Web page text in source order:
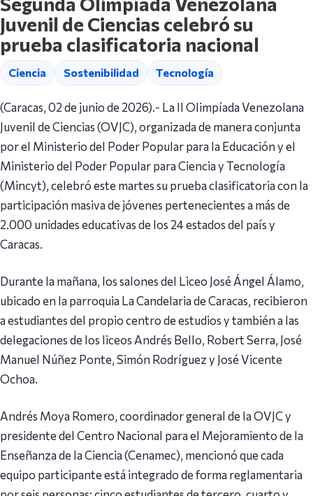
Juvenil de Ciencias celebró su
prueba clasificatoria nacional
Ciencia Sostenibilidad Tecnología
(Caracas, 02 de junio de 2026).- La II Olimpíada Venezolana
Juvenil de Ciencias (OVJC), organizada de manera conjunta
por el Ministerio del Poder Popular para la Educación y el
Ministerio del Poder Popular para Ciencia y Tecnología
(Mincyt), celebró este martes su prueba clasificatoria con la
participación masiva de jóvenes pertenecientes a más de
2.000 unidades educativas de los 24 estados del país y
Caracas.
Durante la mañana, los salones del Liceo José Ángel Álamo,
ubicado en la parroquia La Candelaria de Caracas, recibieron
a estudiantes del propio centro de estudios y también a las
delegaciones de los liceos Andrés Bello, Robert Serra, José
Manuel Núñez Ponte, Simón Rodríguez y José Vicente
Ochoa.
Andrés Moya Romero, coordinador general de la OVJC y
presidente del Centro Nacional para el Mejoramiento de la
Enseñanza de la Ciencia (Cenamec), mencionó que cada
equipo participante está integrado de forma reglamentaria